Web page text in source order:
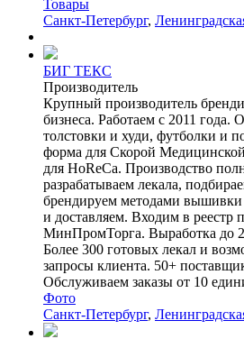
Товары
Санкт-Петербург,
БИГ ТЕКС
Производитель
Крупный производитель
бизнеса. Работаем с 2011 года.
толстовки и худи, футболки и
форма для Скорой
для HoReCa. Производство
разрабатываем лекала,
брендируем методами
и доставляем. Входим в реестр
МинПромТорга. Выработка до
Более 300 готовых лекал и
запросы клиента. 50+
Обслуживаем заказы от 10
Фото
Санкт-Петербург,